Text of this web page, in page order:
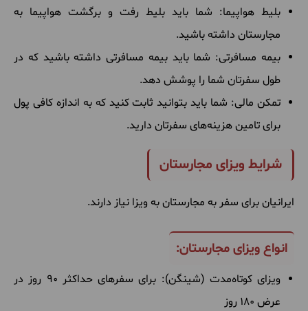
بلیط هواپیما: شما باید بلیط رفت و برگشت هواپیما به
مجارستان داشته باشید.
بیمه مسافرتی: شما باید بیمه مسافرتی داشته باشید که در
طول سفرتان شما را پوشش دهد.
تمکن مالی: شما باید بتوانید ثابت کنید که به اندازه کافی پول
برای تامین هزینه‌های سفرتان دارید.
شرایط ویزای مجارستان
ایرانیان برای سفر به مجارستان به ویزا نیاز دارند.
انواع ویزای مجارستان:
ویزای کوتاه‌مدت (شینگن): برای سفرهای حداکثر 90 روز در
عرض 180 روز